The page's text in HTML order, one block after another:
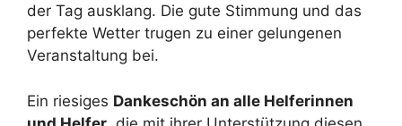
der Tag ausklang. Die gute Stimmung und das
perfekte Wetter trugen zu einer gelungenen
Veranstaltung bei.
Ein riesiges Dankeschön an alle Helferinnen